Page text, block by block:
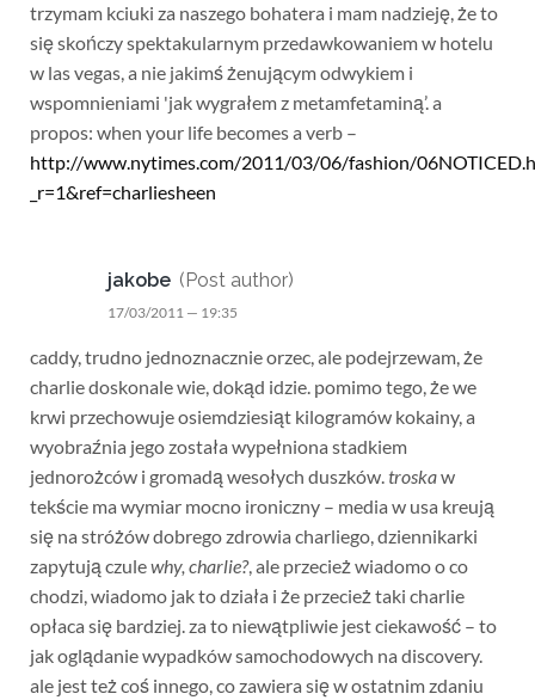
trzymam kciuki za naszego bohatera i mam nadzieję, że to
się skończy spektakularnym przedawkowaniem w hotelu
w las vegas, a nie jakimś żenującym odwykiem i
wspomnieniami 'jak wygrałem z metamfetaminą’. a
propos: when your life becomes a verb –
http://www.nytimes.com/2011/03/06/fashion/
_r=1&ref=charliesheen
jakobe (Post author)
17/03/2011 — 19:35
caddy, trudno jednoznacznie orzec, ale podejrzewam, że
charlie doskonale wie, dokąd idzie. pomimo tego, że we
krwi przechowuje osiemdziesiąt kilogramów kokainy, a
wyobraźnia jego została wypełniona stadkiem
jednorożców i gromadą wesołych duszków.troskaw
tekście ma wymiar mocno ironiczny – media w usa kreują
się na stróżów dobrego zdrowia charliego, dziennikarki
zapytują czulewhy, charlie?, ale przecież wiadomo o co
chodzi, wiadomo jak to działa i że przecież taki charlie
opłaca się bardziej. za to niewątpliwie jest ciekawość – to
jak oglądanie wypadków samochodowych na discovery.
ale jest też coś innego, co zawiera się w ostatnim zdaniu